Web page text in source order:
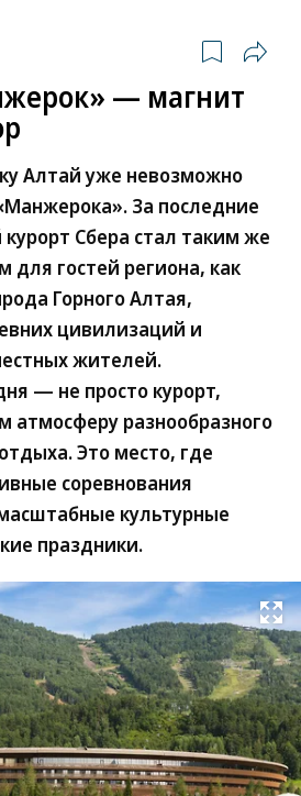
— магнит
Алтай уже невозможно
За последние
Сбера стал таким же
для гостей региона, как
Горного Алтая,
цивилизаций и
жителей.
— не просто курорт,
атмосферу разнообразного
Это место, где
соревнования
культурные
праздники.
Развернуть